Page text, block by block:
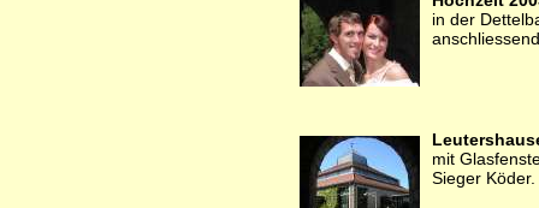
in der
mit
Sieger Köder.